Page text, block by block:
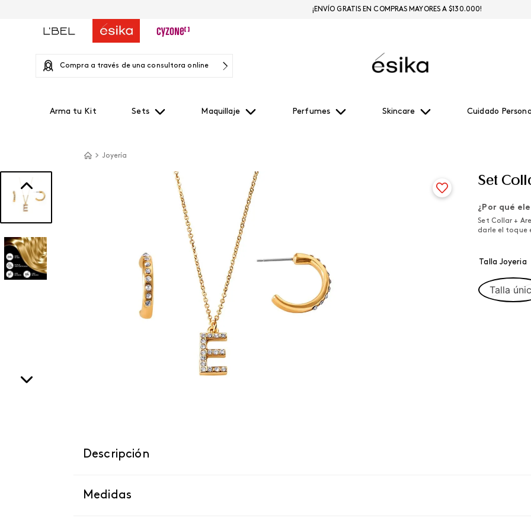
Compra a través de una consultora online
Arma tu Kit Sets Maquillaje Perfumes Skincare Cuidado
¡ENVÍO GRATIS EN COMPRAS MAYORES A $130.000!
Joyería
Set
¿Por qué
Set Collar +
darle el toque
Talla Joyeria
Talla
Descripción
Medidas